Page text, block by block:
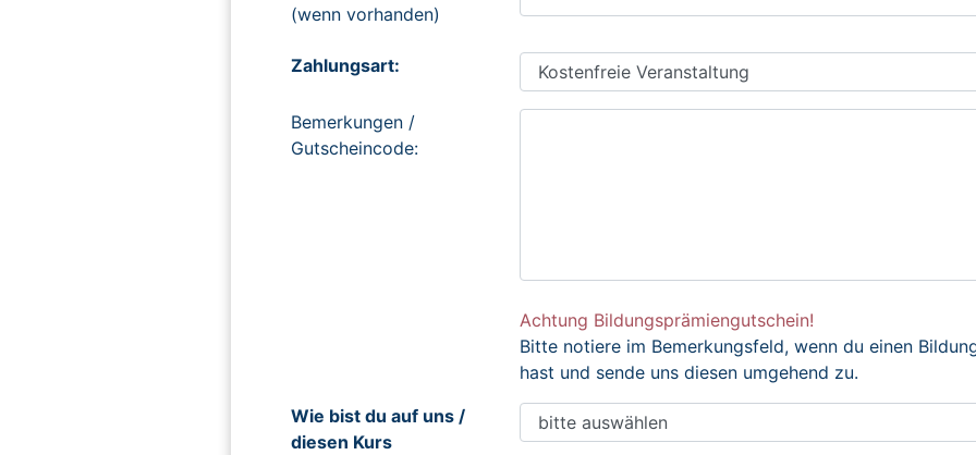
(wenn vorhanden)
Zahlungsart:
Bemerkungen /
Gutscheincode:
Achtung Bildungsprämiengutschein!
Bitte notiere im Bemerkungsfeld, wenn du einen
hast und sende uns diesen umgehend zu.
Wie bist du auf uns /
diesen Kurs